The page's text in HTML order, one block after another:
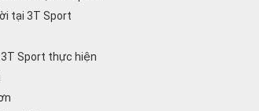
tại 3T Sport
Sport thực hiện